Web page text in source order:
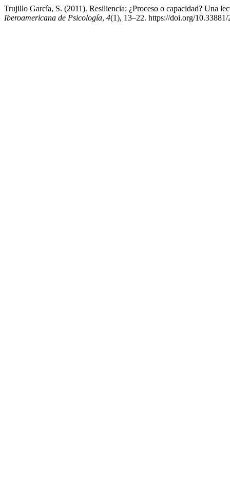
Trujillo García, S. (2011). Resiliencia: ¿Proceso o capacidad? Una
Iberoamericana de Psicología, 4(1), 13–22. https://doi.org/